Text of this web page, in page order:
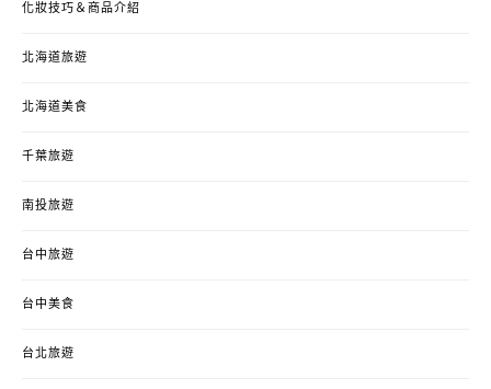
化妝技巧＆商品介紹
北海道旅遊
北海道美食
千葉旅遊
南投旅遊
台中旅遊
台中美食
台北旅遊